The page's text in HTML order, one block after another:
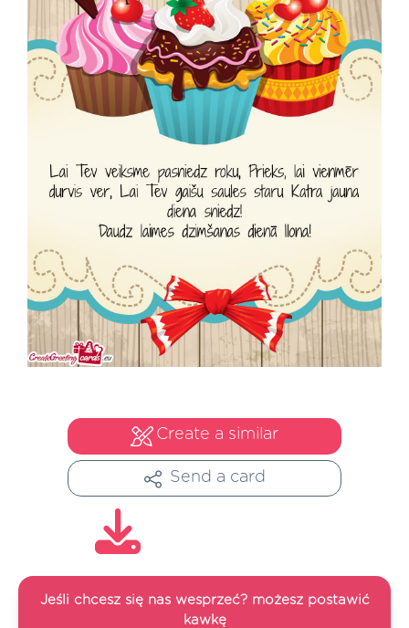
Create a similar
Send a card
Jeśli chcesz się nas wesprzeć? możesz postawić
kawkę